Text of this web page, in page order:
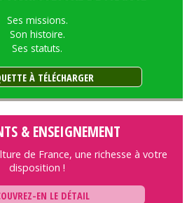
Ses missions.
Son histoire.
Ses statuts.
À TÉLÉCHARGER
& ENSEIGNEMENT
de France, une richesse à votre
disposition !
EN LE DÉTAIL